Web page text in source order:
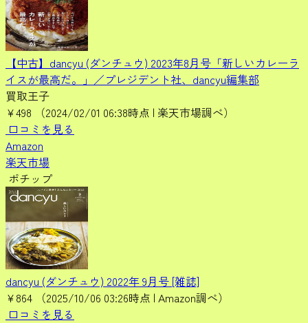
【中古】dancyu (ダンチュウ) 2023年8月号「新しいカレーラ
イスが最高だ。」／プレジデント社、dancyu編集部
買取王子
¥498
（2024/02/01 06:38時点 | 楽天市場調べ）
口コミを見る
Amazon
楽天市場
ポチップ
dancyu (ダンチュウ) 2022年 9月号 [雑誌]
¥864
（2025/10/06 03:26時点 | Amazon調べ）
口コミを見る